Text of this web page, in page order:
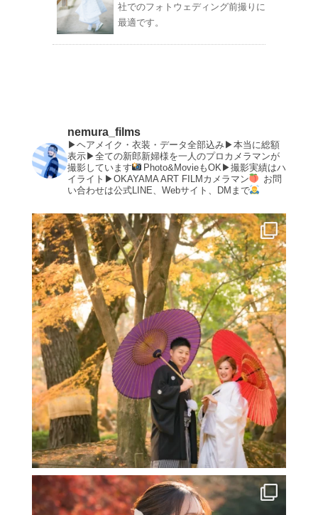
社でのフォトウェディング前撮りに
最適です。
nemura_films
▶︎ヘアメイク・衣装・データ全部込み▶︎本当に総額
表示▶︎全ての新郎新婦様を一人のプロカメラマンが
撮影しています
Photo&MovieもOK▶︎撮影実績はハ
イライト▶︎OKAYAMA ART FILMカメラマン
お問
い合わせは公式LINE、Webサイト、DMまで